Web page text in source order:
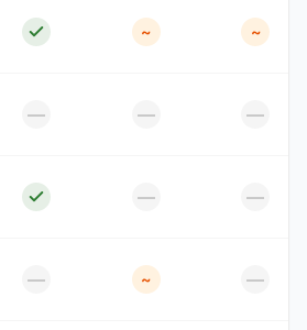
~ ~
— — —
— —
— ~ —